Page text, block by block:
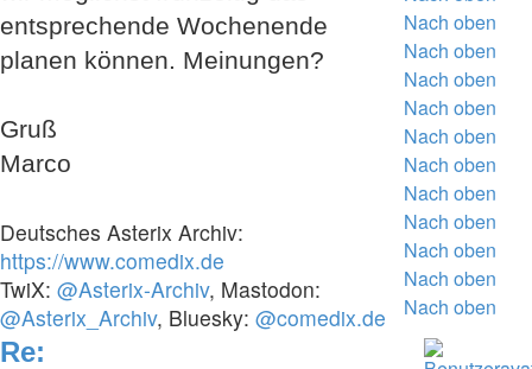
entsprechende Wochenende
planen können. Meinungen?
Gruß
Marco
Deutsches Asterix Archiv:
https://www.comedix.de
TwiX: @Asterix-Archiv, Mastodon:
@Asterix_Archiv, Bluesky: @comedix.de
Re:
Nach oben
Nach oben
Nach oben
Nach oben
Nach oben
Nach oben
Nach oben
Nach oben
Nach oben
Nach oben
Nach oben